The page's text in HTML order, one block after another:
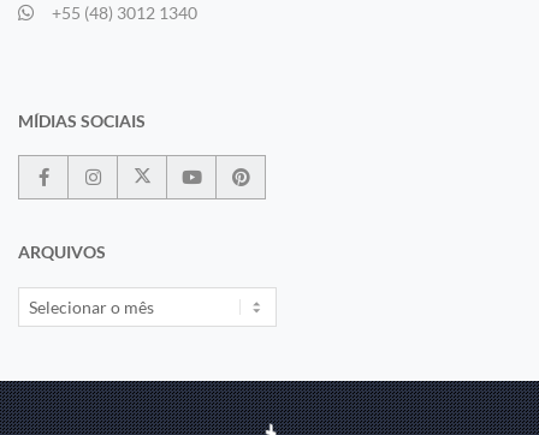
+55 (48) 3012 1340
MÍDIAS SOCIAIS
ARQUIVOS